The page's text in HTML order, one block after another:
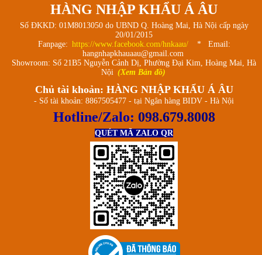
HÀNG NHẬP KHẨU Á ÂU
Số ĐKKD: 01M8013050 do UBND Q. Hoàng Mai, Hà Nội cấp ngày
20/01/2015
Fanpage: https://www.facebook.com/hnkaau/
* Email:
hangnhapkhauaau@gmail.com
Showroom: Số 21B5 Nguyễn Cảnh Dị, Phường Đại Kim, Hoàng Mai, Hà
Nội (Xem Bản đồ)
Chủ tài khoản: HÀNG NHẬP KHẨU Á ÂU
- Số tài khoản: 8867505477 - tại Ngân hàng BIDV - Hà Nội
Hotline/Zalo: 098.679.8008
QUÉT MÃ ZALO QR